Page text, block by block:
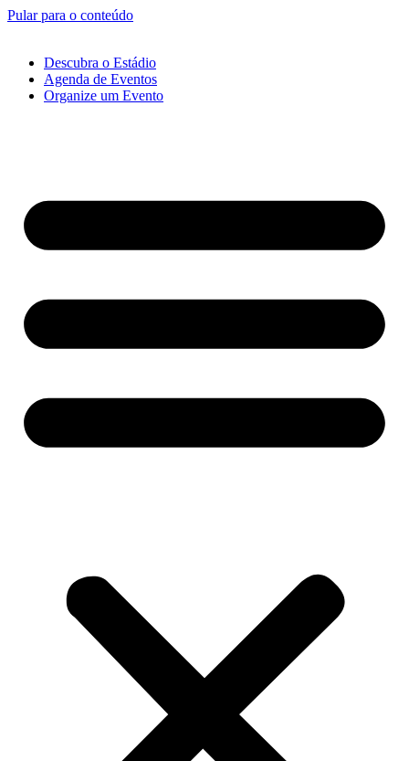
Pular para o conteúdo
Descubra o Estádio
Agenda de Eventos
Organize um Evento